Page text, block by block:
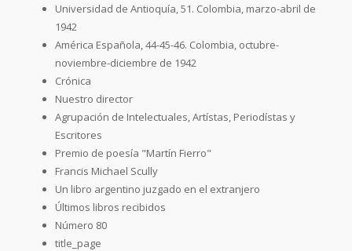
Universidad de Antioquía, 51. Colombia, marzo-abril de
1942
América Española, 44-45-46. Colombia, octubre-
noviembre-diciembre de 1942
Crónica
Nuestro director
Agrupación de Intelectuales, Artístas, Periodístas y
Escritores
Premio de poesía "Martín Fierro"
Francis Michael Scully
Un libro argentino juzgado en el extranjero
Últimos libros recibidos
Número 80
title_page